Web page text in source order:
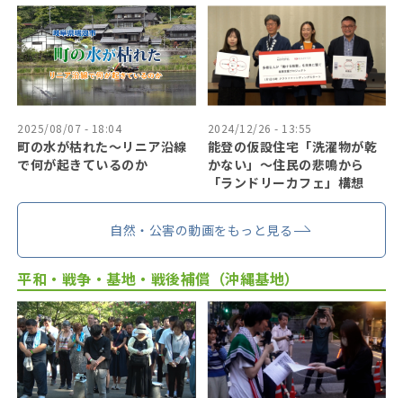
2025/08/07 - 18:04
町の水が枯れた～リニア沿線
で何が起きているのか
2024/12/26 - 13:55
能登の仮設住宅「洗濯物が乾
かない」〜住民の悲鳴から
「ランドリーカフェ」構想
自然・公害の動画をもっと見る
平和・戦争・基地・戦後補償（沖縄基地）